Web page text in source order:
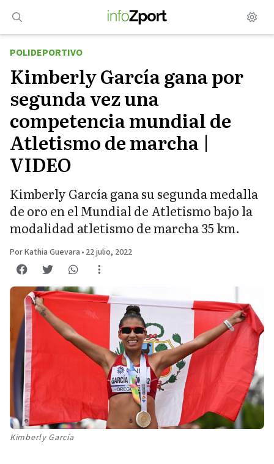
contenido
POLIDEPORTIVO
Kimberly García gana por
segunda vez una
competencia mundial de
Atletismo de marcha |
VIDEO
Kimberly García gana su segunda medalla
de oro en el Mundial de Atletismo bajo la
modalidad atletismo de marcha 35 km.
Por Kathia Guevara • 22 julio, 2022
Kimberly García